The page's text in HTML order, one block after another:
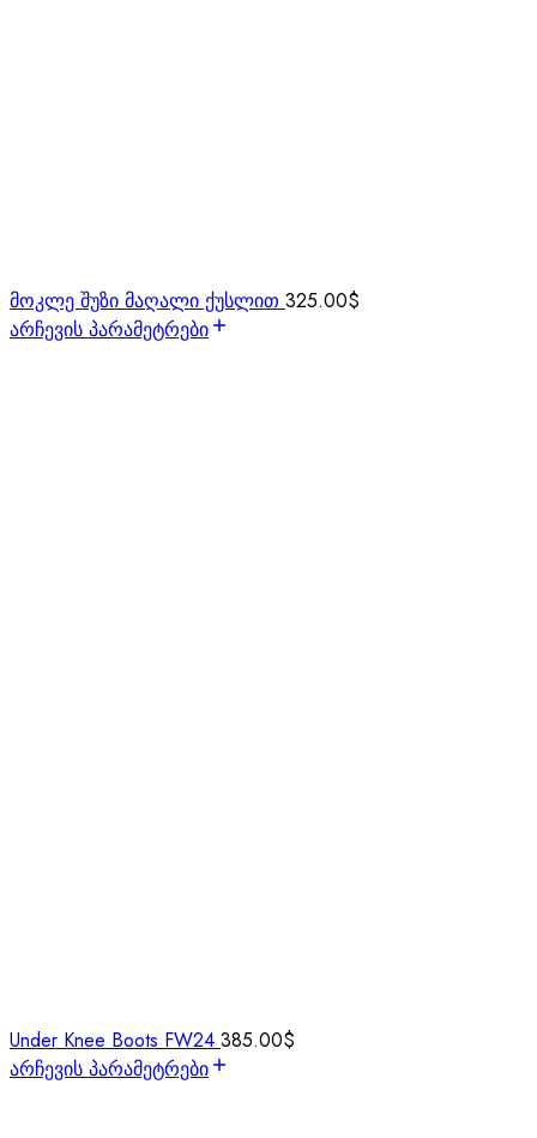
მოკლე შუზი მაღალი ქუსლით 325.00$
არჩევის პარამეტრები
Under Knee Boots FW24 385.00$
არჩევის პარამეტრები